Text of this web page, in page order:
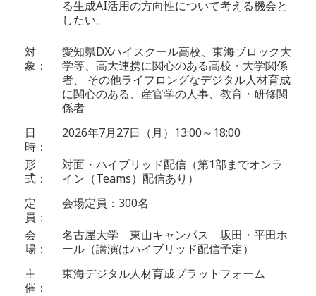
る生成AI活用の方向性について考える機会と
したい。
対
象：
愛知県DXハイスクール高校、東海ブロック大
学等、高大連携に関心のある高校・大学関係
者、 その他ライフロングなデジタル人材育成
に関心のある、産官学の人事、教育・研修関
係者
日
時：
2026年7月27日（月）13:00～18:00
形
式：
対面・ハイブリッド配信（第1部までオンラ
イン（Teams）配信あり）
定
員：
会場定員：300名
会
場：
名古屋大学 東山キャンパス 坂田・平田ホ
ール（講演はハイブリッド配信予定）
主
催：
東海デジタル人材育成プラットフォーム